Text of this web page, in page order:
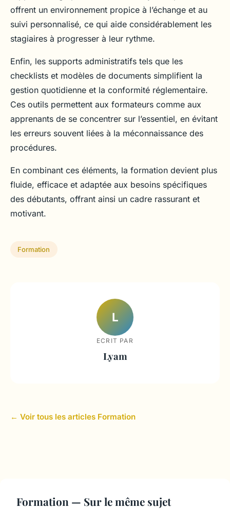
offrent un environnement propice à l’échange et au
suivi personnalisé, ce qui aide considérablement les
stagiaires à progresser à leur rythme.
Enfin, les supports administratifs tels que les
checklists et modèles de documents simplifient la
gestion quotidienne et la conformité réglementaire.
Ces outils permettent aux formateurs comme aux
apprenants de se concentrer sur l’essentiel, en évitant
les erreurs souvent liées à la méconnaissance des
procédures.
En combinant ces éléments, la formation devient plus
fluide, efficace et adaptée aux besoins spécifiques
des débutants, offrant ainsi un cadre rassurant et
motivant.
Formation
L
ECRIT PAR
Lyam
← Voir tous les articles Formation
Formation — Sur le même sujet